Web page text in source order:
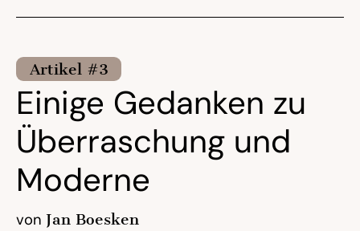
Artikel #3
Einige Gedanken zu
Überraschung und
Moderne
von Jan Boesken